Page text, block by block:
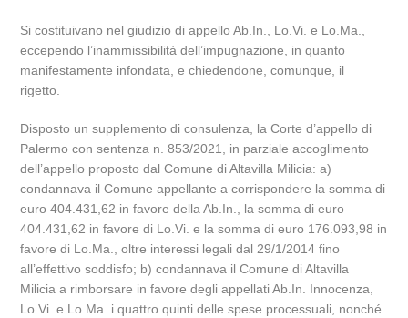
Si costituivano nel giudizio di appello Ab.In., Lo.Vi. e Lo.Ma.,
eccependo l’inammissibilità dell’impugnazione, in quanto
manifestamente infondata, e chiedendone, comunque, il
rigetto.
Disposto un supplemento di consulenza, la Corte d’appello di
Palermo con sentenza n. 853/2021, in parziale accoglimento
dell’appello proposto dal Comune di Altavilla Milicia: a)
condannava il Comune appellante a corrispondere la somma di
euro 404.431,62 in favore della Ab.In., la somma di euro
404.431,62 in favore di Lo.Vi. e la somma di euro 176.093,98 in
favore di Lo.Ma., oltre interessi legali dal 29/1/2014 fino
all’effettivo soddisfo; b) condannava il Comune di Altavilla
Milicia a rimborsare in favore degli appellati Ab.In. Innocenza,
Lo.Vi. e Lo.Ma. i quattro quinti delle spese processuali, nonché